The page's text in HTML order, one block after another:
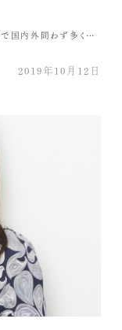
美容業界の第一線で活躍され、高い技術と審美眼で国内外問わず多くのお客様から指示されている堀内様にお話をお伺いしました ―kokikuを知ったきっかけを教えてください 社長とは同郷で家族ぐるみのお付き合いをしています。素材にこだわりをもって誠実なもの作りをしているkokikuと友人思いの社長本人のイメージは「信頼できる」という点でも一緒です。 ―kokikuの羽毛布団の使用感はいかがですか？ デュエットタイプの羽毛布団を使っていますが、これまで使用していたものと比べると暖かくて軽いです。夏はわりと涼しいので長いシーズン使用しています。 ―睡眠スタイルなど日常心掛けていることはありますか？ 必ず湯船につかってから眠るようにしています。布団に入る時間は決まっていませんが、睡眠時間をあまりとれない分、睡眠の質にこだわっています。 寝具へのこだわりは肌触りが良い事が一番です。重いと寝苦しくなってしまうので、寝まきは触り心地に加えて軽さも意識しています。また、夏は麻素材のカバーリングを使っています。デザインはシンプルなものが好きです。 ―お客様と接するうえで堀内さんが大切にしていることは何ですか？ その方のライフスタイルを引き出し、例えばよく行くレストランや選ばれる雑誌、好きなファッションなどからもイメージしてスタイリングに活かしています。 22年位の長いお付き合いのお客様もいらっしゃいますが、質が高く触り心地が良く、シンプルなものを求めていらっしゃる方には自分が良いと思うkokikuの製品をご紹介することもあります。 ―kokikuに期待することは何ですか？ 例えば羽毛自体に色をつけて透明のカバーで覆って、カラフルでファッション性がある布団を作るなど、ファッションと融合した商品の企画があると部屋のワンポイントになると思います。 また、飛行機の機内で使用するブランケットなどの商品企画もあると良いですね。こういうものがあると良いというアイディアを個人的に色々と持っています(笑) 堀内 邦雄様GINZA PEEK-A-BOO中央通り店勤務 1992年PEEKABOO入社。アートディレクター兼店長として、サロンワークの傍ら国内外のカットセミナーや専門誌の撮影などで活躍中。カットの技術はもちろんサロンワークでのお客様からの支持も高く、日々美容に対する情熱をもって仕事をしている。
2019年10月12日